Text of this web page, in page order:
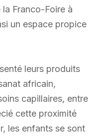
Franco-Foire à
un espace propice
leurs produits
africain,
capillaires, entre
cette proximité
les enfants se sont